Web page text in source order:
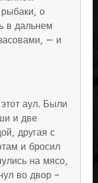
о
в дальнем
— и
аул. Были
и две
другая с
и бросил
на мясо,
во двор –